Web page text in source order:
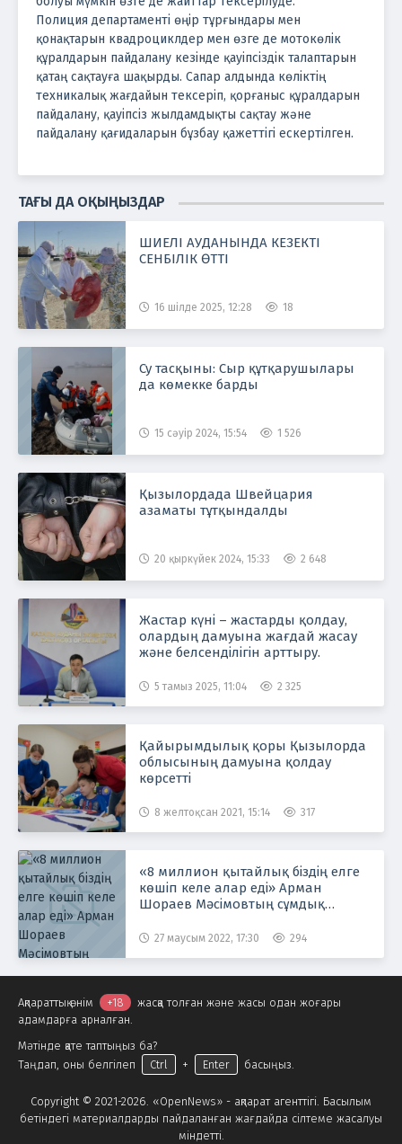
Полиция департаменті өңір тұрғындары мен
қонақтарын квадроциклдер мен өзге де мотокөлік
құралдарын пайдалану кезінде қауіпсіздік талаптарын
қатаң сақтауға шақырды. Сапар алдында көліктің
техникалық жағдайын тексеріп, қорғаныс құралдарын
пайдалану, қауіпсіз жылдамдықты сақтау және
пайдалану қағидаларын бұзбау қажеттігі ескертілген.
ТАҒЫ ДА ОҚЫҢЫЗДАР
ШИЕЛІ АУДАНЫНДА КЕЗЕКТІ
СЕНБІЛІК ӨТТІ
16 шілде 2025, 12:28 18
Су тасқыны: Сыр құтқарушылары
да көмекке барды
15 сәуір 2024, 15:54 1 526
Қызылордада Швейцария
азаматы тұтқындалды
20 қыркүйек 2024, 15:33 2 648
Жастар күні – жастарды қолдау,
олардың дамуына жағдай жасау
және белсенділігін арттыру.
5 тамыз 2025, 11:04 2 325
Қайырымдылық қоры Қызылорда
облысының дамуына қолдау
көрсетті
8 желтоқсан 2021, 15:14 317
«8 миллион қытайлық біздің елге
көшіп келе алар еді» Арман
Шораев Мәсімовтың сұмдық
27 маусым 2022, 17:30 294
Copyright © 2021-2026. «OpenNews» - ақпарат агенттігі. Басылым
бетіндегі материалдарды пайдаланған жағдайда сілтеме жасалуы
міндетті.
Ақпараттық өнім +18
жасқа толған және жасы одан жоғары
адамдарға арналған.
Мәтінде қате таптыңыз ба?
Таңдап, оны белгілеп
Ctrl + Enter басыңыз.